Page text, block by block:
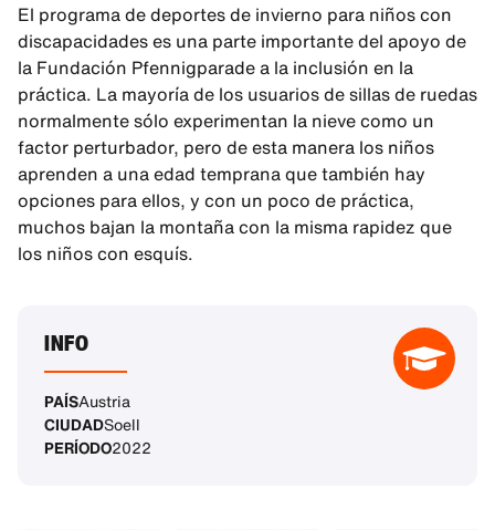
El programa de deportes de invierno para niños con
discapacidades es una parte importante del apoyo de
la Fundación Pfennigparade a la inclusión en la
práctica. La mayoría de los usuarios de sillas de ruedas
normalmente sólo experimentan la nieve como un
factor perturbador, pero de esta manera los niños
aprenden a una edad temprana que también hay
opciones para ellos, y con un poco de práctica,
muchos bajan la montaña con la misma rapidez que
los niños con esquís.
INFO
PAÍSAustria
CIUDADSoell
PERÍODO2022